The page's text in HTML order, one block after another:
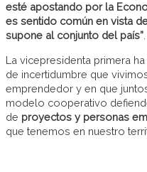
esté apostando por la
es sentido común en vista
supone al conjunto del país”.
La vicepresidenta primera
de incertidumbre que
emprendedor y en que
modelo cooperativo
de proyectos y personas
que tenemos en nuestro